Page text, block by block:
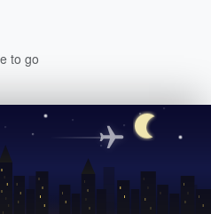
to go